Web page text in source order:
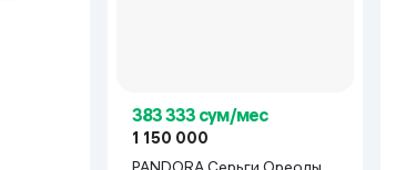
383 333 сум/мес
1 150 000